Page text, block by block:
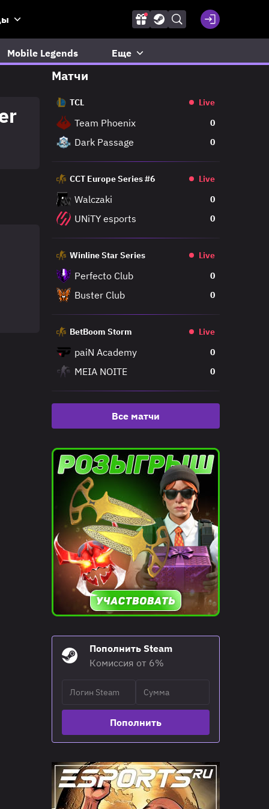
Mobile Legends Еще
Матчи
TCL Live
Team Phoenix 0
Dark Passage 0
CCT Europe Series #6 Live
Walczaki 0
UNiTY esports 0
Winline Star Series Live
Perfecto Club 0
Buster Club 0
BetBoom Storm Live
paiN Academy 0
MEIA NOITE 0
Все матчи
Пополнить Steam
Комиссия от 6%
Пополнить